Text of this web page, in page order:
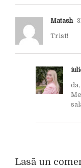
Matash
Trist!
Lasă un